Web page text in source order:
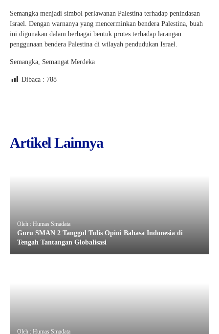
Semangka menjadi simbol perlawanan Palestina terhadap penindasan
Israel. Dengan warnanya yang mencerminkan bendera Palestina, buah
ini digunakan dalam berbagai bentuk protes terhadap larangan
penggunaan bendera Palestina di wilayah pendudukan Israel.
Semangka, Semangat Merdeka
Dibaca : 788
Artikel Lainnya
Oleh : Humas Smadata
Guru SMAN 2 Tanggul Tulis Opini Bahasa Indonesia di
Tengah Tantangan Globalisasi
Oleh : Humas Smadata